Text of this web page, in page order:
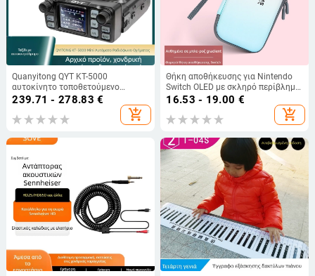
Quanyitong QYT KT-5000
αυτοκίνητο τοποθετούμενο
πλήρες ραδιόφωνο, 25W, UV ζώνη
συχνοτήτων, εμβέλεια 10-50 χλμ
239.71 - 278.83 €
add_shopping_cart
Θήκη αποθήκευσης για Nintendo
Switch OLED με σκληρό περίβλημα,
EVA+PU υλικό, ραφή, σχέδιο
καρτούν με gradient, συμβατή με
Switch OLED
16.53 - 19.00 €
add_shopping_cart